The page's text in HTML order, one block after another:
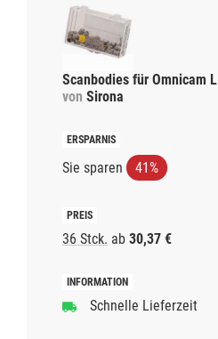
Scanbodies für Omnicam L
von Sirona
Sie sparen 41%
36 Stck. ab 30,37 €
Schnelle Lieferzeit